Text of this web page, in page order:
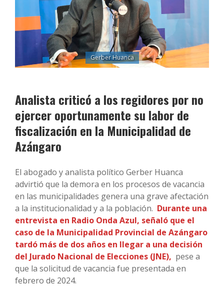
Gerber Huanca
Analista criticó a los regidores por no
ejercer oportunamente su labor de
fiscalización en la Municipalidad de
Azángaro
El abogado y analista político Gerber Huanca
advirtió que la demora en los procesos de vacancia
en las municipalidades genera una grave afectación
a la institucionalidad y a la población. Durante una
entrevista en Radio Onda Azul, señaló que el
caso de la Municipalidad Provincial de Azángaro
tardó más de dos años en llegar a una decisión
del Jurado Nacional de Elecciones (JNE), pese a
que la solicitud de vacancia fue presentada en
febrero de 2024.